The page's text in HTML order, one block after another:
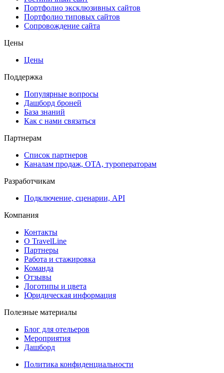
Портфолио эксклюзивных сайтов
Портфолио типовых сайтов
Сопровождение сайта
Цены
Цены
Поддержка
Популярные вопросы
Дашборд броней
База знаний
Как с нами связаться
Партнерам
Список партнеров
Каналам продаж, ОТА, туроператорам
Разработчикам
Подключение, сценарии, API
Компания
Контакты
О TravelLine
Партнеры
Работа и стажировка
Команда
Отзывы
Логотипы и цвета
Юридическая информация
Полезные материалы
Блог для отельеров
Мероприятия
Дашборд
Политика конфиденциальности